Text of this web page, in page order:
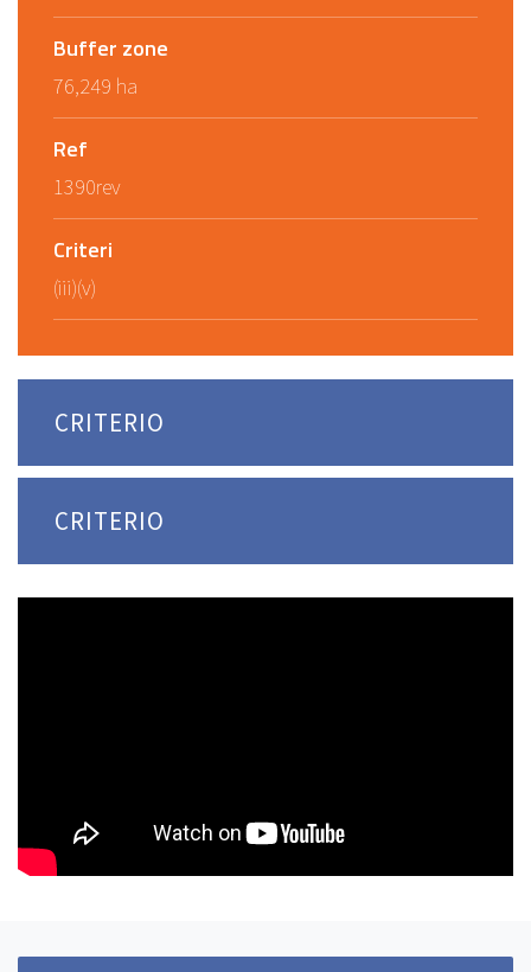
Buffer zone
76,249 ha
Ref
1390rev
Criteri
(iii)(v)
CRITERIO
CRITERIO